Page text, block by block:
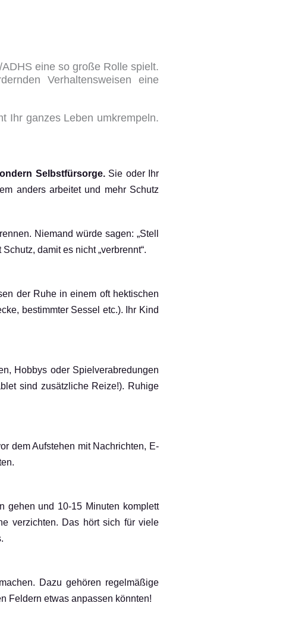
eine so große Rolle spielt.
Verhaltensweisen eine
Ihr ganzes Leben umkrempeln.
Selbstfürsorge.Sie oder Ihr
anders arbeitet und mehr Schutz
Niemand würde sagen: „Stell
damit es nicht „verbrennt“.
der Ruhe in einem oft hektischen
bestimmter Sessel etc.). Ihr Kind
Hobbys oder Spielverabredungen
sind zusätzliche Reize!). Ruhige
dem Aufstehen mit Nachrichten, E-
gehen und 10-15 Minuten komplett
verzichten. Das hört sich für viele
Dazu gehören regelmäßige
Feldern etwas anpassen könnten!